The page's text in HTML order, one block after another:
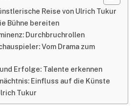
Reise von Ulrich Tukur
Bühne bereiten
Durchbruchrollen
Vom Drama zum
Erfolge: Talente erkennen
Einfluss auf die Künste
Tukur